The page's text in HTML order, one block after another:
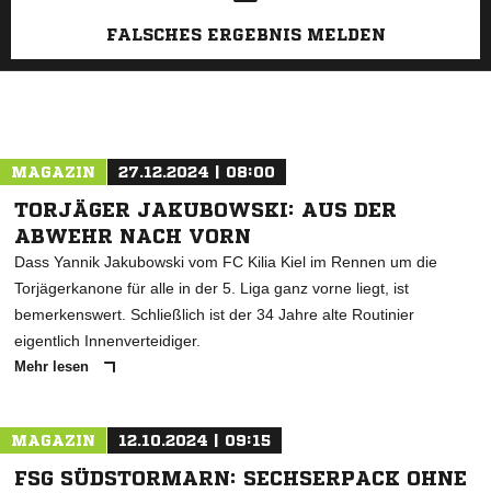
FALSCHES ERGEBNIS MELDEN
MAGAZIN 27.12.2024 | 08:00
TORJÄGER JAKUBOWSKI: AUS DER
ABWEHR NACH VORN
Dass Yannik Jakubowski vom FC Kilia Kiel im Rennen um die
Torjägerkanone für alle in der 5. Liga ganz vorne liegt, ist
bemerkenswert. Schließlich ist der 34 Jahre alte Routinier
eigentlich Innenverteidiger.
Mehr lesen
MAGAZIN 12.10.2024 | 09:15
FSG SÜDSTORMARN: SECHSERPACK OHNE